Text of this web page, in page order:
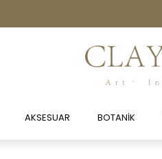
AKSESUAR BOTANİK